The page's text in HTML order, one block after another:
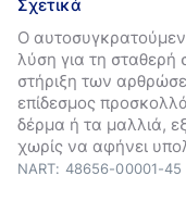
Σχετικά
Ο
λύση για τη σταθερή
στήριξη των
επίδεσμος
δέρμα ή τα μαλλιά,
χωρίς να αφήνει
NART: 48656-00001-45